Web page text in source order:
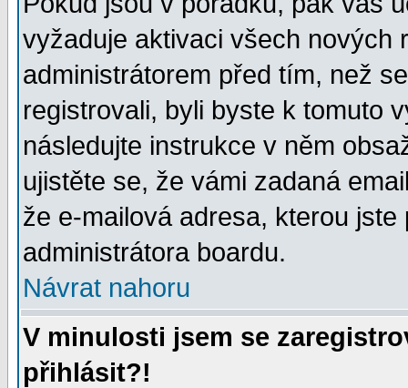
vyžaduje aktivaci všech nových
administrátorem před tím, než
registrovali, byli byste k tomuto
následujte instrukce v něm
ujistěte se, že vámi zadaná
že e-mailová adresa, kterou
administrátora boardu.
Návrat nahoru
V minulosti jsem se
přihlásit?!